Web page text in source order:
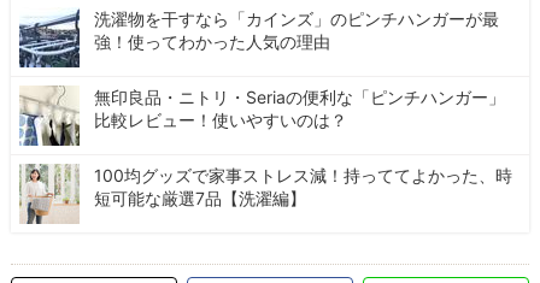
洗濯物を干すなら「カインズ」のピンチハンガーが最
強！使ってわかった人気の理由
無印良品・ニトリ・Seriaの便利な「ピンチハンガー」
比較レビュー！使いやすいのは？
100均グッズで家事ストレス減！持っててよかった、時
短可能な厳選7品【洗濯編】